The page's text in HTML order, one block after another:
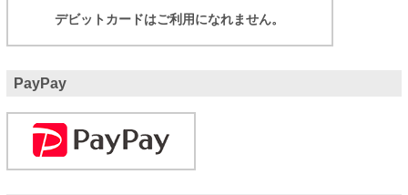
デビットカードはご利用になれません。
PayPay